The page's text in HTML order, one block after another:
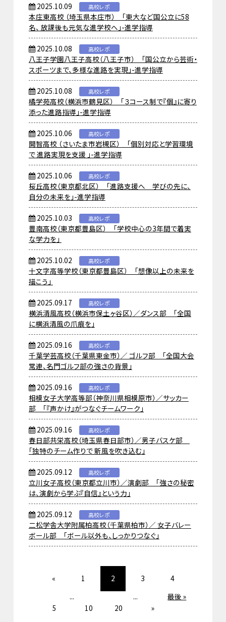
2025.10.09 高校レポ
本庄東高校 （埼玉県本庄市） 「東大など国公立に58
名、 放課後も元気な進学校へ」-進学指導
2025.10.08 高校レポ
八王子学園八王子高校（八王子市） 「国公立から芸術・
スポーツまで、多様な進路を実現」-進学指導
2025.10.08 高校レポ
橘学苑高校（横浜市鶴見区） 「３コース制で『個』に寄り
添った進路指導」-進学指導
2025.10.06 高校レポ
開智高校 （さいたま市岩槻区） 「個別対応と学習環境
で 進路実現を支援 」-進学指導
2025.10.06 高校レポ
桜丘高校（東京都北区） 「進路支援へ 学びの先に、
自分の未来を」-進学指導
2025.10.03 高校レポ
豊南高校（東京都豊島区） 「学校中心の3年間で着実
な学力を」
2025.10.02 高校レポ
十文字高等学校（東京都豊島区） 「想像以上の未来を
描こう」
2025.09.17 高校レポ
横浜清風高校（横浜市保土ヶ谷区）／ダンス部 「全国
に横浜清風の爪痕を」
2025.09.16 高校レポ
千葉学芸高校（千葉県東金市）／ ゴルフ部 「全国大会
常連、名門ゴルフ部の強さの背景」
2025.09.16 高校レポ
相模女子大学高等部（神奈川県相模原市）／サッカー
部 「『声かけ』がつなぐチームワーク」
2025.09.16 高校レポ
春日部共栄高校（埼玉県春日部市）／男子バスケ部
「独特のチーム作りで 新風を吹き込む」
2025.09.12 高校レポ
立川女子高校（東京都立川市）／演劇部 「強さの秘密
は、演劇から学ぶ『自信』という力」
2025.09.12 高校レポ
二松学舎大学附属柏高校（千葉県柏市）／ 女子バレー
ボール部 「ボール以外も、しっかりつなぐ」
« 1 2 3 4
5
...
10
20
...
»
最後 »